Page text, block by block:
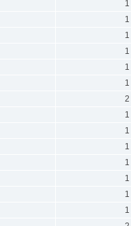
1
1
1
1
1
1
2
1
1
1
1
1
1
1